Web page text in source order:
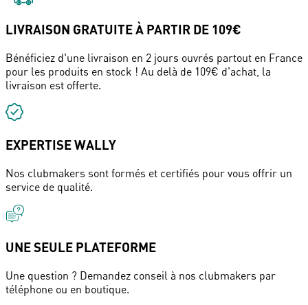
LIVRAISON GRATUITE À PARTIR DE 109€
Bénéficiez d'une livraison en 2 jours ouvrés partout en France
pour les produits en stock ! Au delà de 109€ d'achat, la
livraison est offerte.
EXPERTISE WALLY
Nos clubmakers sont formés et certifiés pour vous offrir un
service de qualité.
UNE SEULE PLATEFORME
Une question ? Demandez conseil à nos clubmakers par
téléphone ou en boutique.